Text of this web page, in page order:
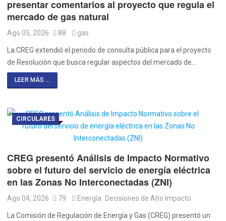
presentar comentarios al proyecto que regula el
mercado de gas natural
Ago 05, 2026 88 gas
La CREG extendió el periodo de consulta pública para el proyecto
de Resolución que busca regular aspectos del mercado de…
LEER MÁS ...
CIRCULARES
CREG presentó Análisis de Impacto Normativo
sobre el futuro del servicio de energía eléctrica
en las Zonas No Interconectadas (ZNI)
Ago 04, 2026 79 Energía Decisiones de Alto Impacto
La Comisión de Regulación de Energía y Gas (CREG) presentó un